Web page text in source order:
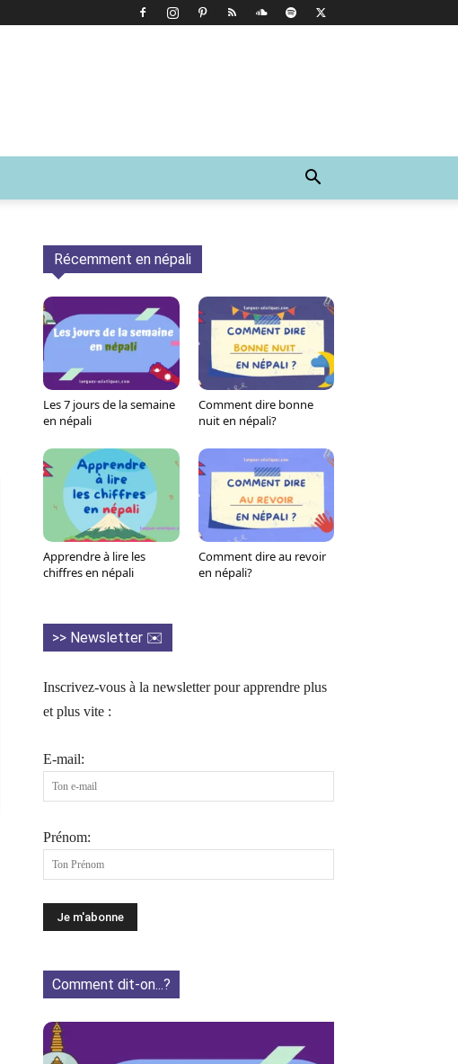
Tumblr WhatsApp
Récemment en népali
Les 7 jours de la semaine
en népali
Comment dire bonne
nuit en népali?
Apprendre à lire les
chiffres en népali
Comment dire au revoir
en népali?
>> Newsletter ✉️
Inscrivez-vous à la newsletter pour apprendre plus
et plus vite :
E-mail:
Prénom:
Comment dit-on...?